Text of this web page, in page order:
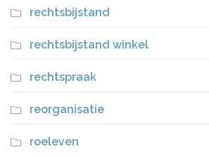
rechtsbijstand
rechtsbijstand winkel
rechtspraak
reorganisatie
roeleven